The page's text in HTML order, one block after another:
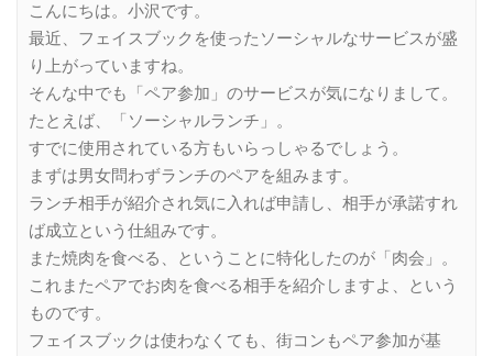
こんにちは。小沢です。
最近、フェイスブックを使ったソーシャルなサービスが盛
り上がっていますね。
そんな中でも「ペア参加」のサービスが気になりまして。
たとえば、「ソーシャルランチ」。
すでに使用されている方もいらっしゃるでしょう。
まずは男女問わずランチのペアを組みます。
ランチ相手が紹介され気に入れば申請し、相手が承諾すれ
ば成立という仕組みです。
また焼肉を食べる、ということに特化したのが「肉会」。
これまたペアでお肉を食べる相手を紹介しますよ、という
ものです。
フェイスブックは使わなくても、街コンもペア参加が基